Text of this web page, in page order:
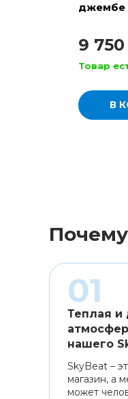
джембе
9 750
Товар
В
Теплая и
нашего
SkyBeat –
магазин, а
может